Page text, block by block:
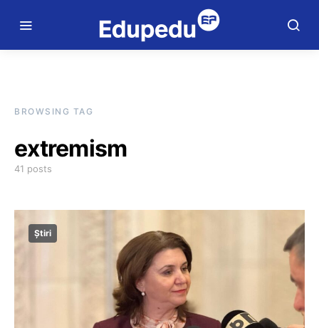
BROWSING TAG
extremism
41 posts
Știri